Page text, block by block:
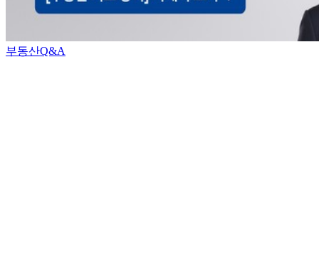
부동산Q&A